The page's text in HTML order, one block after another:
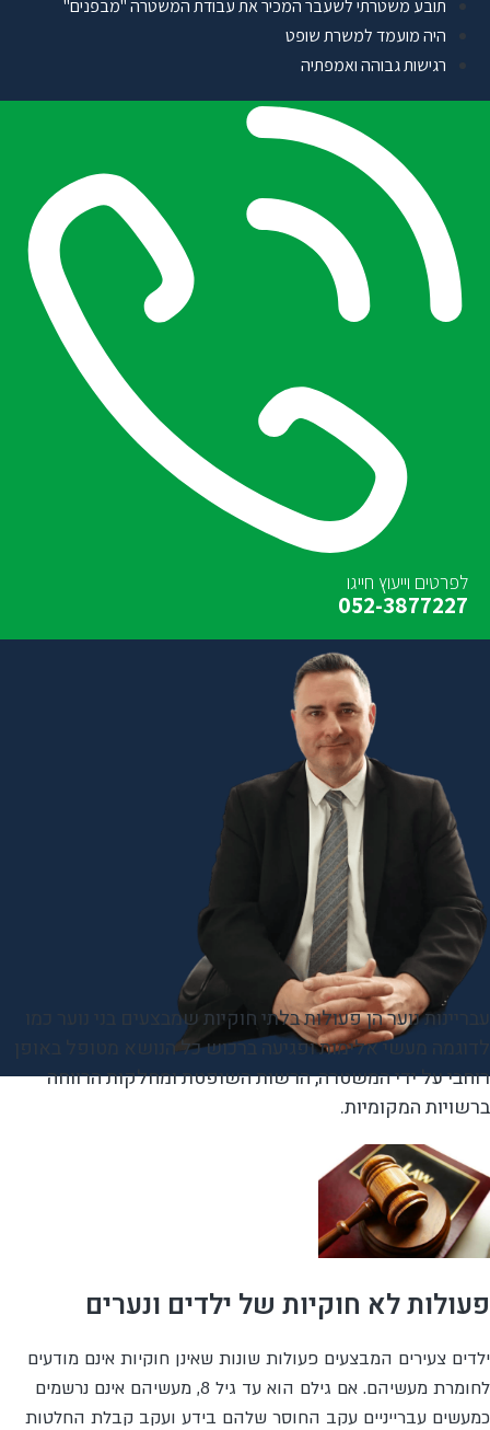
תובע משטרתי לשעבר המכיר את עבודת המשטרה "מבפנים"
היה מועמד למשרת שופט
רגישות גבוהה ואמפתיה
לפרטים וייעוץ חייגו
052-3877227
עבריינות נוער הן פעולות בלתי חוקיות שמבצעים בני נוער כמו
לדוגמה מעשי אלימות ופגיעה ברכוש כל הנושא מטופל באופן
רוחבי על ידי המשטרה, הרשות השופטת ומחלקות הרווחה
ברשויות המקומיות.
פעולות לא חוקיות של ילדים ונערים
ילדים צעירים המבצעים פעולות שונות שאינן חוקיות אינם מודעים
לחומרת מעשיהם. אם גילם הוא עד גיל 8, מעשיהם אינם נרשמים
כמעשים עברייניים עקב החוסר שלהם בידע ועקב קבלת החלטות